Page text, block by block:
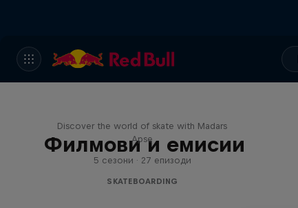
Филмови и емисии
Discover the world of skate with Madars
Apse
5 сезони · 27 епизоди
SKATEBOARDING